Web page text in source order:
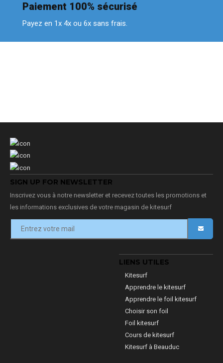
Paiement 100% sécurisé
Payez en 1x 4x ou 6x sans frais.
SIGN UP FOR NEWSLETTER
Inscrivez vous à notre newsletter et recevez toutes les promotions et
les informations exclusives de votre magasin de kitesurf
LIENS UTILES
Kitesurf
Apprendre le kitesurf
Apprendre le foil kitesurf
Choisir son foil
Foil kitesurf
Cours de kitesurf
Kitesurf à Beauduc